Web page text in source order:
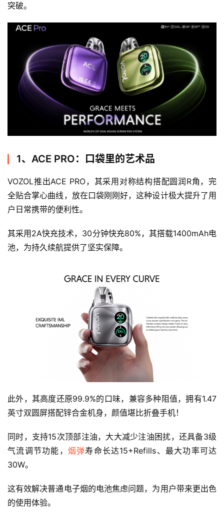
突破。
1、ACE PRO：口袋里的艺术品
VOZOL推出ACE PRO，其采用对称结构搭配圆润R角，完
全贴合掌心曲线，放在口袋刚刚好，这种设计极大提升了用
户日常携带的便利性。
其采用2A快充技术，30分钟快充80%，其搭载1400mAh电
池，为持久续航提供了坚实保障。
此外，其高度还原99.9%的口味，兼容多种阻值，拥有1.47
英寸双圆屏搭配锌合金机身，颜值堪比折叠手机！
同时，支持15次顶部注油，大大减少注油困扰，还具备3级
气流调节功能， 烟弹寿命长达15+Refills、最大功率可达
30W。
这有效解决普通电子烟的电池焦虑问题，为用户带来更出色
的使用体验。